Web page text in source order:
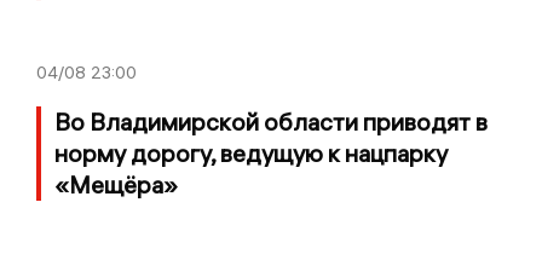
04/08 23:00
Во Владимирской области приводят в
норму дорогу, ведущую к нацпарку
«Мещёра»